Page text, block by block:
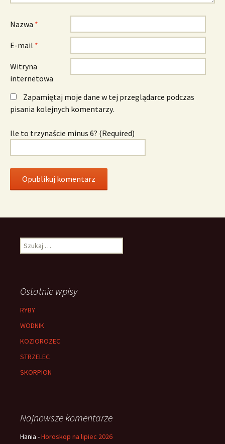
Nazwa *
E-mail *
Witryna
internetowa
Zapamiętaj moje dane w tej przeglądarce podczas
pisania kolejnych komentarzy.
Ile to trzynaście minus 6? (Required)
Szukaj:
Ostatnie wpisy
RYBY
WODNIK
KOZIOROZEC
STRZELEC
SKORPION
Najnowsze komentarze
Hania -Horoskop na lipiec 2026